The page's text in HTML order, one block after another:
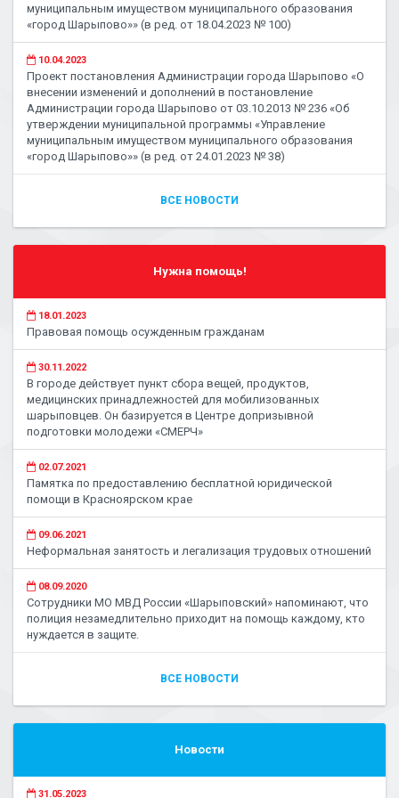
муниципальным имуществом муниципального образования
«город Шарыпово»» (в ред. от 18.04.2023 № 100)
10.04.2023
Проект постановления Администрации города Шарыпово «О
внесении изменений и дополнений в постановление
Администрации города Шарыпово от 03.10.2013 № 236 «Об
утверждении муниципальной программы «Управление
муниципальным имуществом муниципального образования
«город Шарыпово»» (в ред. от 24.01.2023 № 38)
ВСЕ НОВОСТИ
Нужна помощь!
18.01.2023
Правовая помощь осужденным гражданам
30.11.2022
В городе действует пункт сбора вещей, продуктов,
медицинских принадлежностей для мобилизованных
шарыповцев. Он базируется в Центре допризывной
подготовки молодежи «СМЕРЧ»
02.07.2021
Памятка по предоставлению бесплатной юридической
помощи в Красноярском крае
09.06.2021
Неформальная занятость и легализация трудовых отношений
08.09.2020
Сотрудники МО МВД России «Шарыповский» напоминают, что
полиция незамедлительно приходит на помощь каждому, кто
нуждается в защите.
ВСЕ НОВОСТИ
Новости
31.05.2023